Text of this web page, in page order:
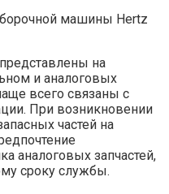
машины Hertz
на
и аналоговых
всего связаны с
При возникновении
частей на
аналоговых запчастей,
сроку службы.